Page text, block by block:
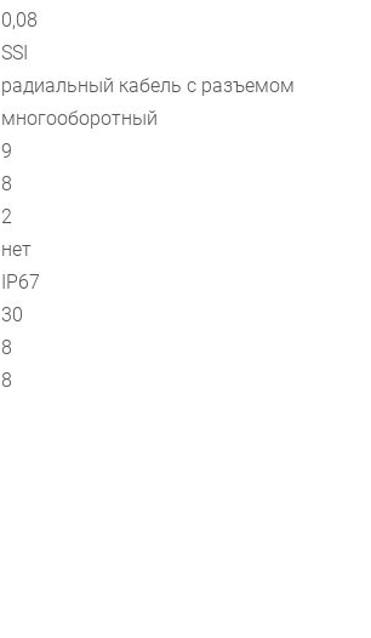
0,08
SSI
радиальный кабель с разъемом
многооборотный
9
8
2
нет
IP67
30
8
8